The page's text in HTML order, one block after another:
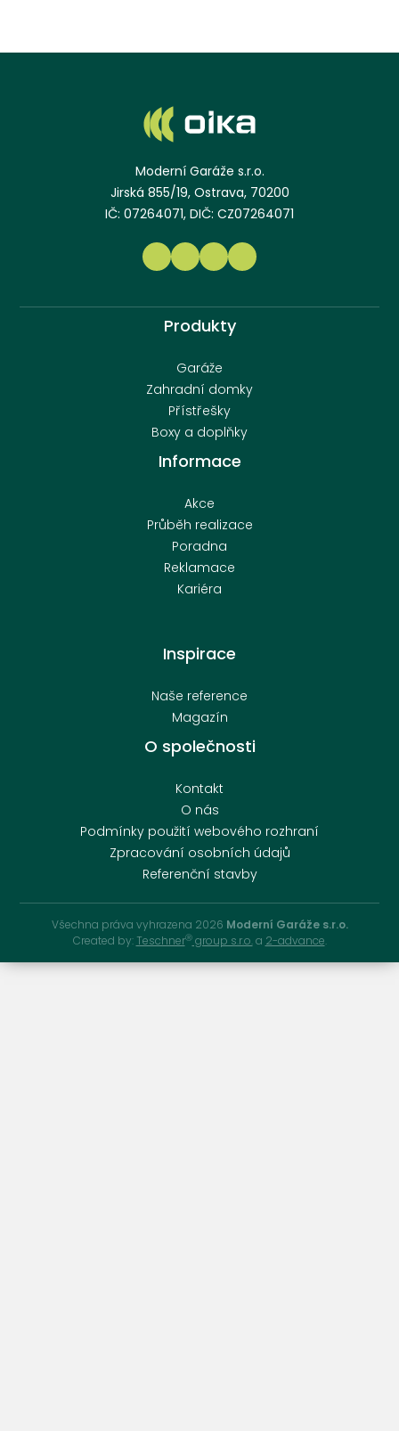
Moderní Garáže s.r.o.
Jirská 855/19, Ostrava, 70200
IČ: 07264071, DIČ: CZ07264071
Produkty
Garáže
Zahradní domky
Přístřešky
Boxy a doplňky
Informace
Akce
Průběh realizace
Poradna
Reklamace
Kariéra
Inspirace
Naše reference
Magazín
O společnosti
Kontakt
O nás
Podmínky použití webového rozhraní
Zpracování osobních údajů
Referenční stavby
Všechna práva vyhrazena 2026 Moderní Garáže s.r.o.
Created by: TeschnerⓇgroup s.r.o.a 2-advance.